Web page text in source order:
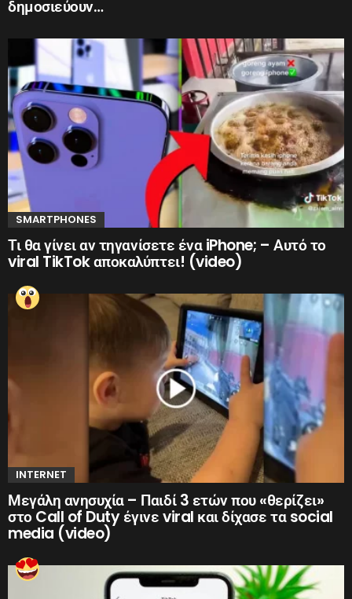
δημοσιεύουν…
SMARTPHONES
Τι θα γίνει αν τηγανίσετε ένα iPhone; – Αυτό το
viral TikTok αποκαλύπτει! (video)
INTERNET
Μεγάλη ανησυχία – Παιδί 3 ετών που «θερίζει»
στο Call of Duty έγινε viral και δίχασε τα social
media (video)